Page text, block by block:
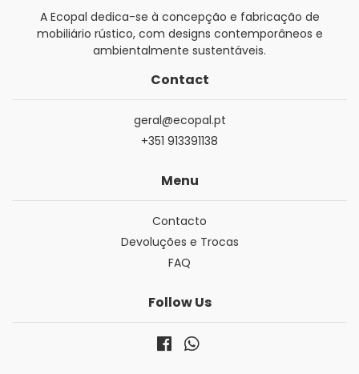
A Ecopal dedica-se à concepção e fabricação de
mobiliário rústico, com designs contemporâneos e
ambientalmente sustentáveis.
Contact
geral@ecopal.pt
+351 913391138
Menu
Contacto
Devoluções e Trocas
FAQ
Follow Us